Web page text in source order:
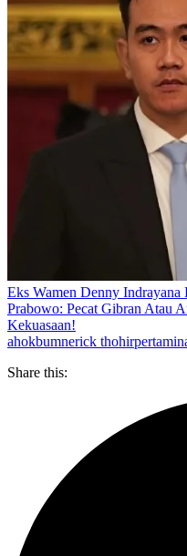
Eks Wamen Denny
Prabowo: Pecat Gibran Atau
Kekuasaan!
ahokbumnerick thohir
Share this: